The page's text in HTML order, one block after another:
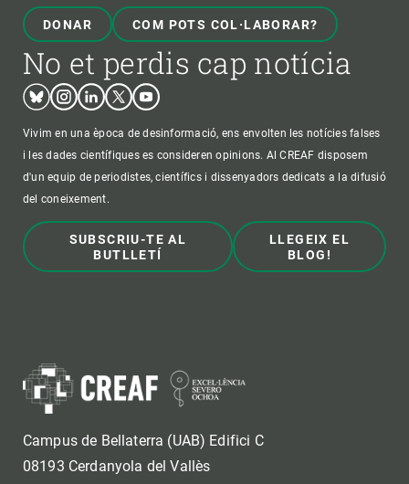
DONAR COM POTS COL·LABORAR?
No et perdis cap notícia
BlueskyInstagram
LinkedinTwitterYoutube
Vivim en una època de desinformació, ens envolten les notícies falses
i les dades científiques es consideren opinions. Al CREAF disposem
d'un equip de periodistes, científics i dissenyadors dedicats a la difusió
del coneixement.
SUBSCRIU-TE AL
BUTLLETÍ
LLEGEIX EL
BLOG!
Campus de Bellaterra (UAB) Edifici C
08193 Cerdanyola del Vallès